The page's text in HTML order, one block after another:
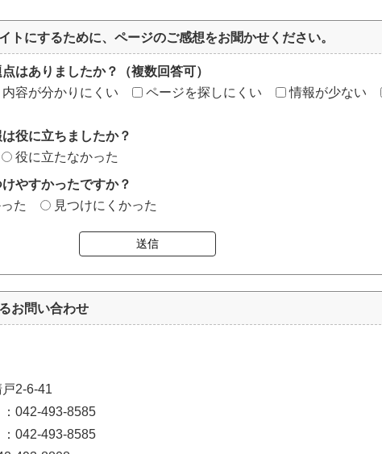
トにするために、ページのご感想をお聞かせください。
はありましたか？（複数回答可）
内容が分かりにくい ページを探しにくい
情報が少ない
役に立ちましたか？
役に立たなかった
やすかったですか？
た
見つけにくかった
送信
お問い合わせ
2-6-41
042-493-8585
042-493-8585